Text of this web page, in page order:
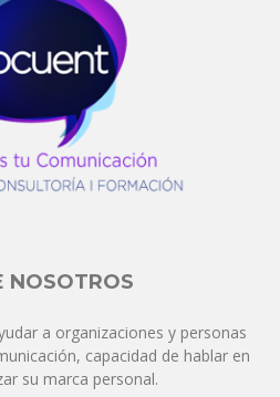
NOSOTROS
a organizaciones y personas
capacidad de hablar en
su marca personal.